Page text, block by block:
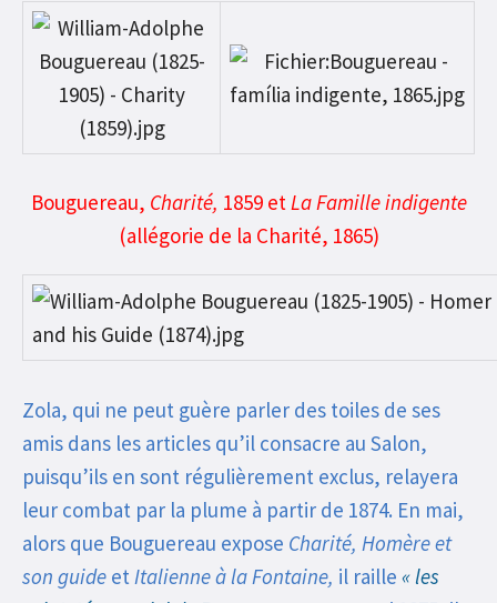
Bouguereau, Charité, 1859 etLa Famille indigente
(allégorie de la Charité, 1865)
Zola, qui ne peut guère parler des toiles de ses
amis dans les articles qu’il consacre au Salon,
puisqu’ils en sont régulièrement exclus, relayera
leur combat par la plume à partir de 1874. En mai,
alors que Bouguereau expose Charité, Homère et
son guide et Italienne à la Fontaine, il raille « les